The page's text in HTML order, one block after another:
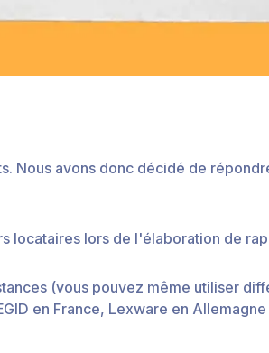
Nous avons donc décidé de
locataires lors de l'élaboration de
(vous pouvez même utiliser
en France, Lexware en